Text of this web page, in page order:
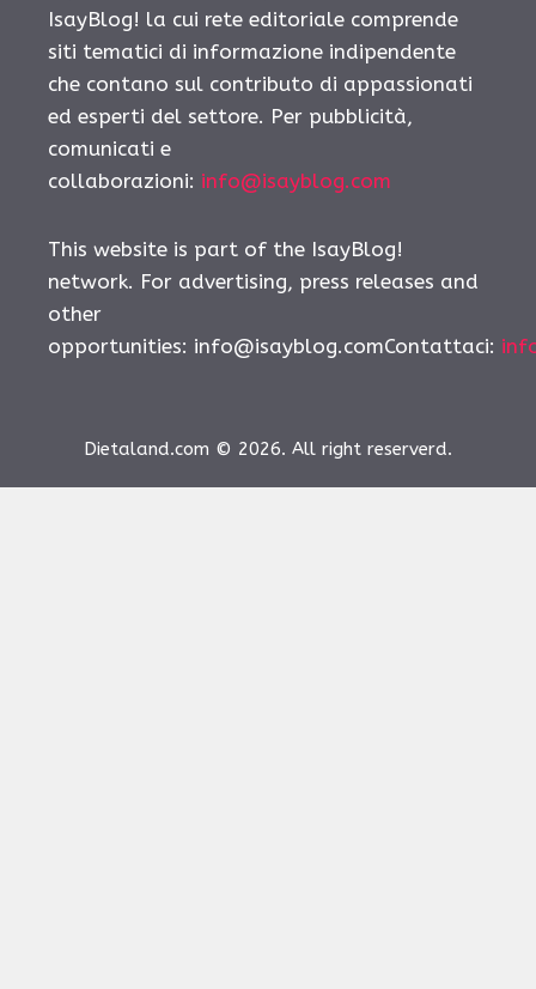
IsayBlog! la cui rete editoriale comprende
siti tematici di informazione indipendente
che contano sul contributo di appassionati
ed esperti del settore. Per pubblicità,
comunicati e
collaborazioni: info@isayblog.com
This website is part of the IsayBlog!
network. For advertising, press releases and
other
opportunities: info@isayblog.comContattaci:
Dietaland.com © 2026. All right reserverd.